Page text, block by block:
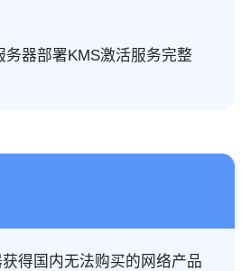
务器部署KMS激活服务完整
得国内无法购买的网络产品